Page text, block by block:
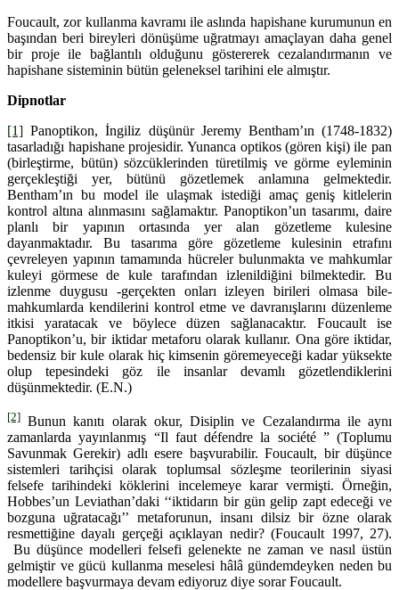
Foucault, zor kullanma kavramı ile aslında hapishane kurumunun en
başından beri bireyleri dönüşüme uğratmayı amaçlayan daha genel
bir proje ile bağlantılı olduğunu göstererek cezalandırmanın ve
hapishane sisteminin bütün geleneksel tarihini ele almıştır.
Dipnotlar
[1] Panoptikon, İngiliz düşünür Jeremy Bentham’ın (1748-1832)
tasarladığı hapishane projesidir. Yunanca optikos (gören kişi) ile pan
(birleştirme, bütün) sözcüklerinden türetilmiş ve görme eyleminin
gerçekleştiği yer, bütünü gözetlemek anlamına gelmektedir.
Bentham’ın bu model ile ulaşmak istediği amaç geniş kitlelerin
kontrol altına alınmasını sağlamaktır. Panoptikon’un tasarımı, daire
planlı bir yapının ortasında yer alan gözetleme kulesine
dayanmaktadır. Bu tasarıma göre gözetleme kulesinin etrafını
çevreleyen yapının tamamında hücreler bulunmakta ve mahkumlar
kuleyi görmese de kule tarafından izlenildiğini bilmektedir. Bu
izlenme duygusu -gerçekten onları izleyen birileri olmasa bile-
mahkumlarda kendilerini kontrol etme ve davranışlarını düzenleme
itkisi yaratacak ve böylece düzen sağlanacaktır. Foucault ise
Panoptikon’u, bir iktidar metaforu olarak kullanır. Ona göre iktidar,
bedensiz bir kule olarak hiç kimsenin göremeyeceği kadar yüksekte
olup tepesindeki göz ile insanlar devamlı gözetlendiklerini
düşünmektedir. (E.N.)
[2] Bunun kanıtı olarak okur, Disiplin ve Cezalandırma ile aynı
zamanlarda yayınlanmış “Il faut défendre la société ” (Toplumu
Savunmak Gerekir) adlı esere başvurabilir. Foucault, bir düşünce
sistemleri tarihçisi olarak toplumsal sözleşme teorilerinin siyasi
felsefe tarihindeki köklerini incelemeye karar vermişti. Örneğin,
Hobbes’un Leviathan’daki ‘‘iktidarın bir gün gelip zapt edeceği ve
bozguna uğratacağı’’ metaforunun, insanı dilsiz bir özne olarak
resmettiğine dayalı gerçeği açıklayan nedir? (Foucault 1997, 27).
Bu düşünce modelleri felsefi gelenekte ne zaman ve nasıl üstün
gelmiştir ve gücü kullanma meselesi hâlâ gündemdeyken neden bu
modellere başvurmaya devam ediyoruz diye sorar Foucault.